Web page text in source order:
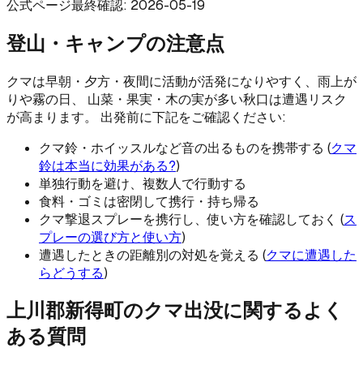
公式ページ最終確認: 2026-05-19
登山・キャンプの注意点
クマは早朝・夕方・夜間に活動が活発になりやすく、雨上が
りや霧の日、 山菜・果実・木の実が多い秋口は遭遇リスク
が高まります。 出発前に下記をご確認ください:
クマ鈴・ホイッスルなど音の出るものを携帯する (クマ
鈴は本当に効果がある?)
単独行動を避け、複数人で行動する
食料・ゴミは密閉して携行・持ち帰る
クマ撃退スプレーを携行し、使い方を確認しておく (ス
プレーの選び方と使い方)
遭遇したときの距離別の対処を覚える (クマに遭遇した
らどうする)
上川郡新得町のクマ出没に関するよく
ある質問